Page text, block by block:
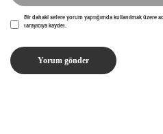
Bir dahaki sefere yorum yaptığımda kullanılmak üzere
tarayıcıya kaydet.